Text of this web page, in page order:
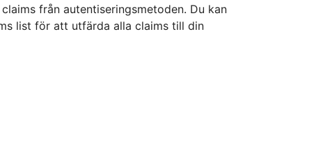
från autentiseringsmetoden. Du kan
list för att utfärda alla claims till din